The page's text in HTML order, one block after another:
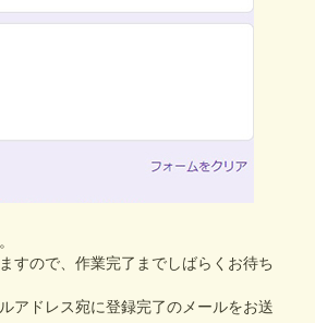
すので、作業完了までしばらくお待ち
アドレス宛に登録完了のメールをお送